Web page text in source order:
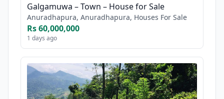
Galgamuwa – Town – House for Sale
Anuradhapura, Anuradhapura, Houses For Sale
Rs 60,000,000
1 days ago